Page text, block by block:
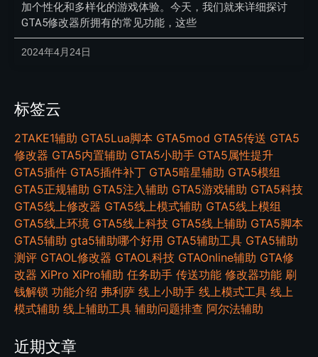
加个性化和多样化的游戏体验。今天，我们就来详细探讨
GTA5修改器所拥有的常见功能，这些
2024年4月24日
标签云
2TAKE1辅助 GTA5Lua脚本 GTA5mod GTA5传送 GTA5
修改器 GTA5内置辅助 GTA5小助手 GTA5属性提升
GTA5插件 GTA5插件补丁 GTA5暗星辅助 GTA5模组
GTA5正规辅助 GTA5注入辅助 GTA5游戏辅助 GTA5科技
GTA5线上修改器 GTA5线上模式辅助 GTA5线上模组
GTA5线上环境 GTA5线上科技 GTA5线上辅助 GTA5脚本
GTA5辅助 gta5辅助哪个好用 GTA5辅助工具 GTA5辅助
测评 GTAOL修改器 GTAOL科技 GTAOnline辅助 GTA修
改器 XiPro XiPro辅助 任务助手 传送功能 修改器功能 刷
钱解锁 功能介绍 弗利萨 线上小助手 线上模式工具 线上
模式辅助 线上辅助工具 辅助问题排查 阿尔法辅助
近期文章